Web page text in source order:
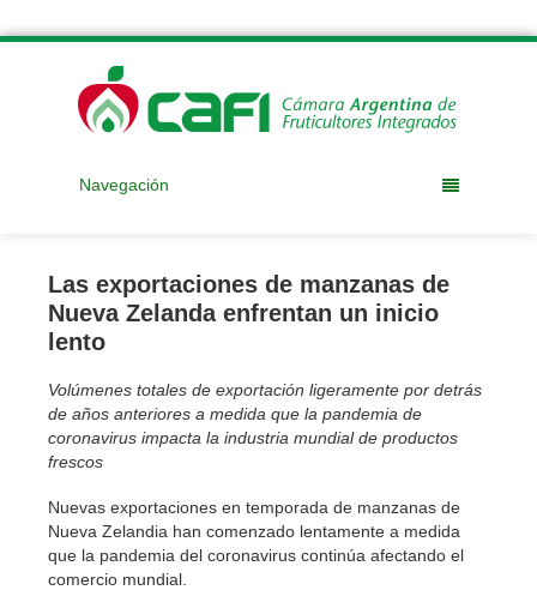
Navegación
Las exportaciones de manzanas de
Nueva Zelanda enfrentan un inicio
lento
Volúmenes totales de exportación ligeramente por detrás
de años anteriores a medida que la pandemia de
coronavirus impacta la industria mundial de productos
frescos
Nuevas exportaciones en temporada de manzanas de
Nueva Zelandia han comenzado lentamente a medida
que la pandemia del coronavirus continúa afectando el
comercio mundial.